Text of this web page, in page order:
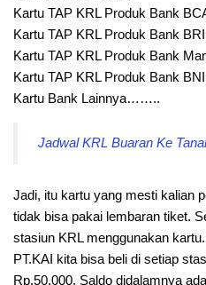
Kartu TAP KRL Produk Bank
Kartu TAP KRL Produk Bank
Kartu TAP KRL Produk Bank
Kartu TAP KRL Produk Bank
Kartu Bank Lainnya……..
Jadwal KRL Buaran Ke
Jadi, itu kartu yang mesti kalian
tidak bisa pakai lembaran tiket.
stasiun KRL menggunakan
PT.KAI kita bisa beli di setiap
Rp.50.000, Saldo didalamnya